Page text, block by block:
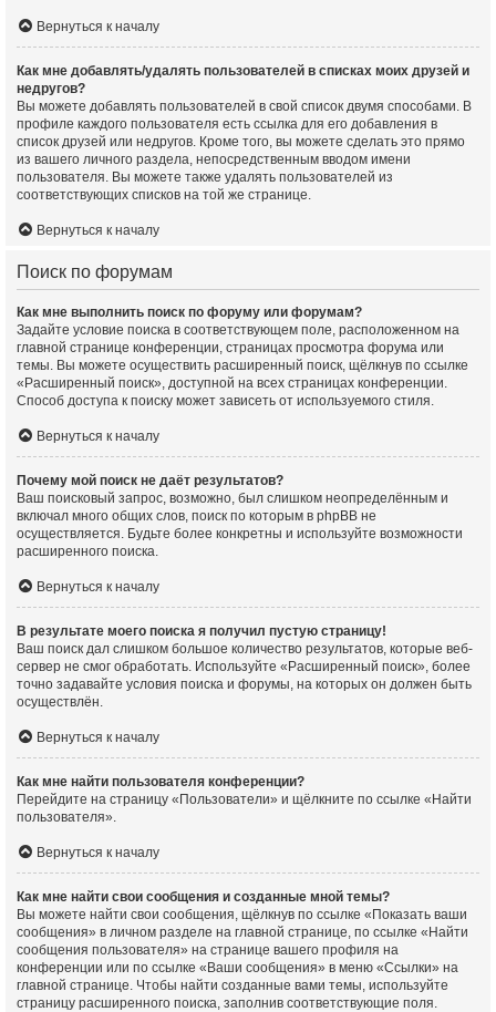
Вернуться к началу
Как мне добавлять/удалять пользователей в списках моих друзей и
недругов?
Вы можете добавлять пользователей в свой список двумя способами. В
профиле каждого пользователя есть ссылка для его добавления в
список друзей или недругов. Кроме того, вы можете сделать это прямо
из вашего личного раздела, непосредственным вводом имени
пользователя. Вы можете также удалять пользователей из
соответствующих списков на той же странице.
Вернуться к началу
Поиск по форумам
Как мне выполнить поиск по форуму или форумам?
Задайте условие поиска в соответствующем поле, расположенном на
главной странице конференции, страницах просмотра форума или
темы. Вы можете осуществить расширенный поиск, щёлкнув по ссылке
«Расширенный поиск», доступной на всех страницах конференции.
Способ доступа к поиску может зависеть от используемого стиля.
Вернуться к началу
Почему мой поиск не даёт результатов?
Ваш поисковый запрос, возможно, был слишком неопределённым и
включал много общих слов, поиск по которым в phpBB не
осуществляется. Будьте более конкретны и используйте возможности
расширенного поиска.
Вернуться к началу
В результате моего поиска я получил пустую страницу!
Ваш поиск дал слишком большое количество результатов, которые веб-
сервер не смог обработать. Используйте «Расширенный поиск», более
точно задавайте условия поиска и форумы, на которых он должен быть
осуществлён.
Вернуться к началу
Как мне найти пользователя конференции?
Перейдите на страницу «Пользователи» и щёлкните по ссылке «Найти
пользователя».
Вернуться к началу
Как мне найти свои сообщения и созданные мной темы?
Вы можете найти свои сообщения, щёлкнув по ссылке «Показать ваши
сообщения» в личном разделе на главной странице, по ссылке «Найти
сообщения пользователя» на странице вашего профиля на
конференции или по ссылке «Ваши сообщения» в меню «Ссылки» на
главной странице. Чтобы найти созданные вами темы, используйте
страницу расширенного поиска, заполнив соответствующие поля.